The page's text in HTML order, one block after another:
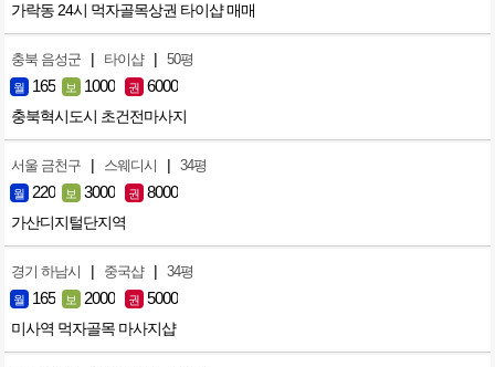
가락동 24시 먹자골목상권 타이샵 매매
충북 음성군 | 타이샵 | 50평
월 165 보 1000 권 6000
충북혁시도시 초건전마사지
서울 금천구 | 스웨디시 | 34평
월 220 보 3000 권 8000
가산디지털단지역
경기 하남시 | 중국샵 | 34평
월 165 보 2000 권 5000
미사역 먹자골목 마사지샵